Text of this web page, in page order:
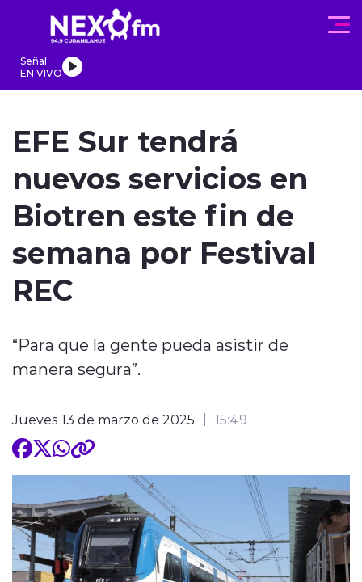
Click acá para ir directamente al contenido
Señal
EN VIVO
modo claro
EFE Sur tendrá
nuevos servicios en
Biotren este fin de
semana por Festival
REC
“Para que la gente pueda asistir de
manera segura”.
Jueves 13 de marzo de 2025 15:49